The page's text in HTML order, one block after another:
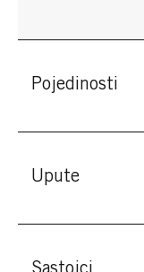
Pojedinosti
Upute